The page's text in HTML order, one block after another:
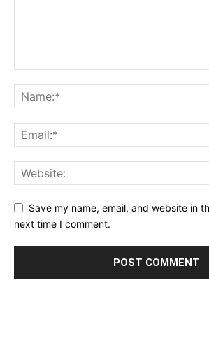
Save my name, email, and website in
next time I comment.